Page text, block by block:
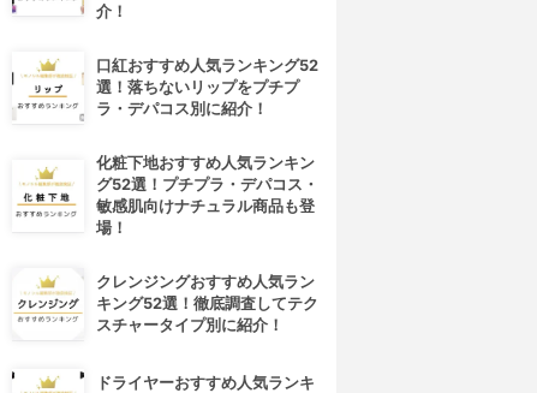
介！
口紅おすすめ人気ランキング52
選！落ちないリップをプチプ
ラ・デパコス別に紹介！
化粧下地おすすめ人気ランキン
グ52選！プチプラ・デパコス・
敏感肌向けナチュラル商品も登
場！
クレンジングおすすめ人気ラン
キング52選！徹底調査してテク
スチャータイプ別に紹介！
ドライヤーおすすめ人気ランキ